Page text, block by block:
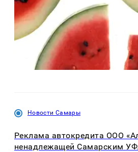
Новости Самары
Реклама автокредита ООО
ненадлежащей Самарским